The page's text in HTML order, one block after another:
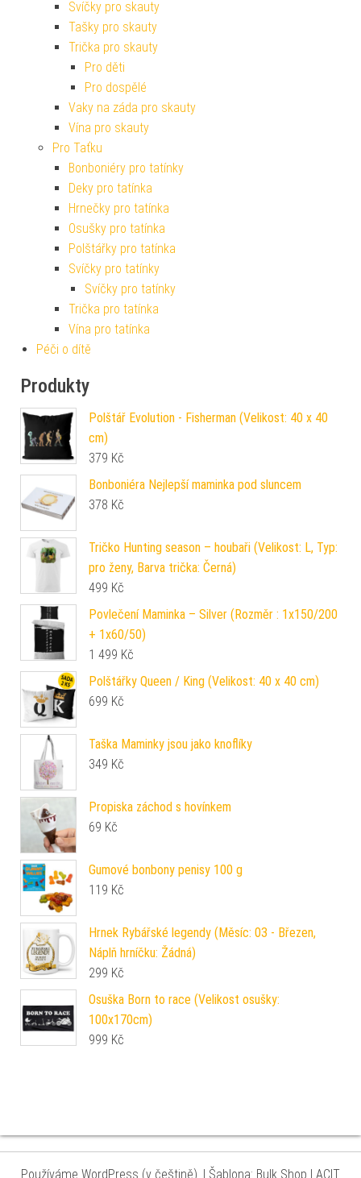
Svíčky pro skauty
Tašky pro skauty
Trička pro skauty
Pro děti
Pro dospělé
Vaky na záda pro skauty
Vína pro skauty
Pro Taťku
Bonboniéry pro tatínky
Deky pro tatínka
Hrnečky pro tatínka
Osušky pro tatínka
Polštářky pro tatínka
Svíčky pro tatínky
Svíčky pro tatínky
Trička pro tatínka
Vína pro tatínka
Péči o dítě
Produkty
Polštář Evolution - Fisherman (Velikost: 40 x 40
cm)
379 Kč
Bonboniéra Nejlepší maminka pod sluncem
378 Kč
Tričko Hunting season – houbaři (Velikost: L, Typ:
pro ženy, Barva trička: Černá)
499 Kč
Povlečení Maminka – Silver (Rozměr : 1x150/200
+ 1x60/50)
1 499 Kč
Polštářky Queen / King (Velikost: 40 x 40 cm)
699 Kč
Taška Maminky jsou jako knoflíky
349 Kč
Propiska záchod s hovínkem
69 Kč
Gumové bonbony penisy 100 g
119 Kč
Hrnek Rybářské legendy (Měsíc: 03 - Březen,
Náplň hrníčku: Žádná)
299 Kč
Osuška Born to race (Velikost osušky:
100x170cm)
999 Kč
Používáme WordPress (v češtině). | Šablona: Bulk Shop | ACIT